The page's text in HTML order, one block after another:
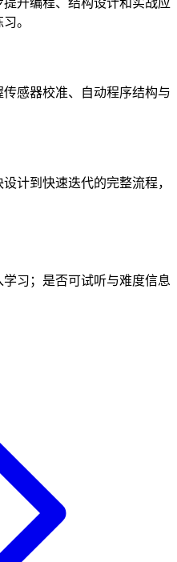
。
感器校准、自动程序结构与
计到快速迭代的完整流程，
习；是否可试听与难度信息